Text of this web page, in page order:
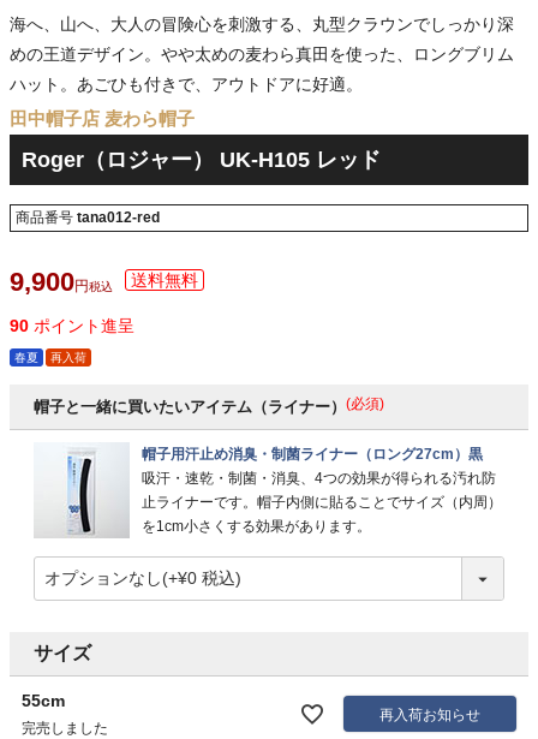
海へ、山へ、大人の冒険心を刺激する、丸型クラウンでしっかり深
めの王道デザイン。やや太めの麦わら真田を使った、ロングブリム
ハット。あごひも付きで、アウトドアに好適。
田中帽子店 麦わら帽子
Roger（ロジャー） UK-H105 レッド
商品番号 tana012-red
9,900 税込
90 ポイント進呈
春夏 再入荷
帽子と一緒に買いたいアイテム（ライナー） (必須)
帽子用汗止め消臭・制菌ライナー（ロング27cm）黒
吸汗・速乾・制菌・消臭、4つの効果が得られる汚れ防
止ライナーです。帽子内側に貼ることでサイズ（内周）
を1cm小さくする効果があります。
サイズ
55cm
完売しました
再入荷お知らせ